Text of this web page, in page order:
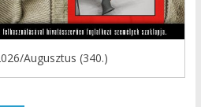
Augusztus (340.)